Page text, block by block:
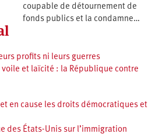
coupable de détournement de
fonds publics et la condamne…
profits ni leurs guerres
voile et laïcité : la République contre
en cause les droits démocratiques et
des États-Unis sur l’immigration